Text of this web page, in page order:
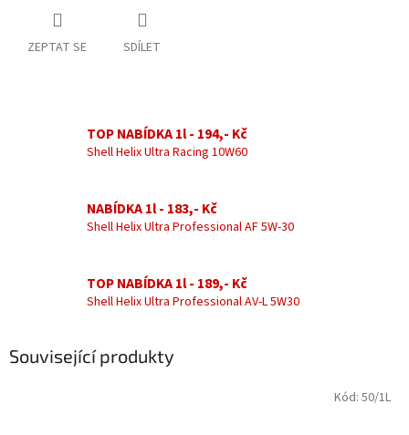
ZEPTAT SE SDÍLET
TOP NABÍDKA 1l - 194,- Kč
Shell Helix Ultra Racing 10W60
NABÍDKA 1l - 183,- Kč
Shell Helix Ultra Professional AF 5W-30
TOP NABÍDKA 1l - 189,- Kč
Shell Helix Ultra Professional AV-L 5W30
Související produkty
Kód: 50/1L